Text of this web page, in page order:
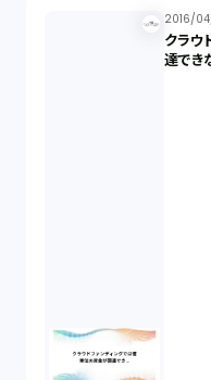
2016/
クラウ
達でき